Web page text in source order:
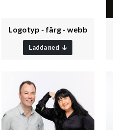
Logotyp - färg - webb
Ladda ned